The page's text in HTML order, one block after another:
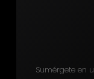
Sumérgete en